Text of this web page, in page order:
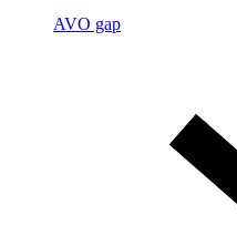
AVO gap